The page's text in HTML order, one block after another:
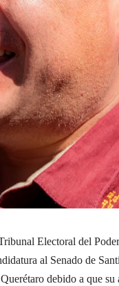
Electoral del
al Senado de
debido a que